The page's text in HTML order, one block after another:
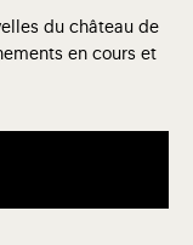
du château de
en cours et